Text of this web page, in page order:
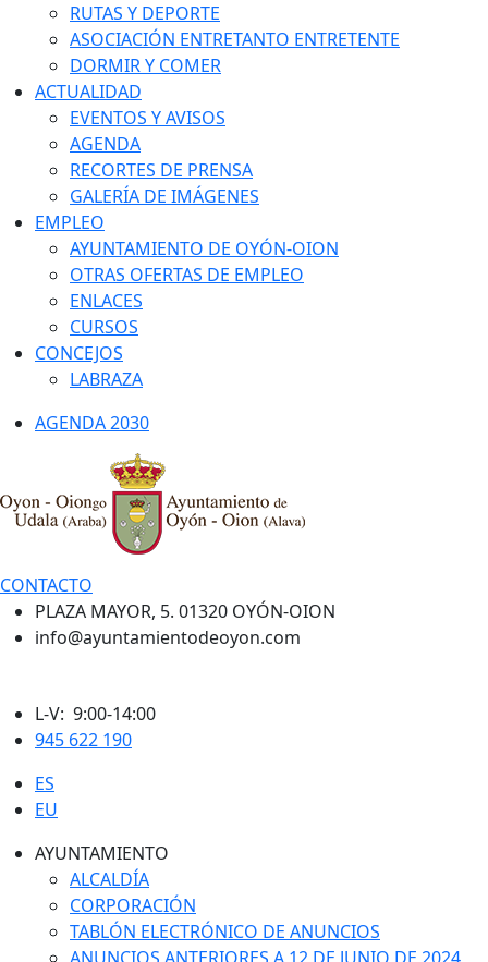
RUTAS Y DEPORTE
ASOCIACIÓN ENTRETANTO ENTRETENTE
DORMIR Y COMER
ACTUALIDAD
EVENTOS Y AVISOS
AGENDA
RECORTES DE PRENSA
GALERÍA DE IMÁGENES
EMPLEO
AYUNTAMIENTO DE OYÓN-OION
OTRAS OFERTAS DE EMPLEO
ENLACES
CURSOS
CONCEJOS
LABRAZA
AGENDA 2030
CONTACTO
PLAZA MAYOR, 5. 01320 OYÓN-OION
info@ayuntamientodeoyon.com
L-V: 9:00-14:00
945 622 190
ES
EU
AYUNTAMIENTO
ALCALDÍA
CORPORACIÓN
TABLÓN ELECTRÓNICO DE ANUNCIOS